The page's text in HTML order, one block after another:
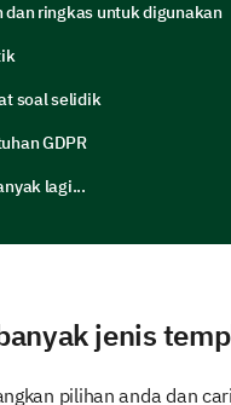
dan ringkas untuk digunakan
soal selidik
GDPR
lagi...
jenis
pilihan anda dan